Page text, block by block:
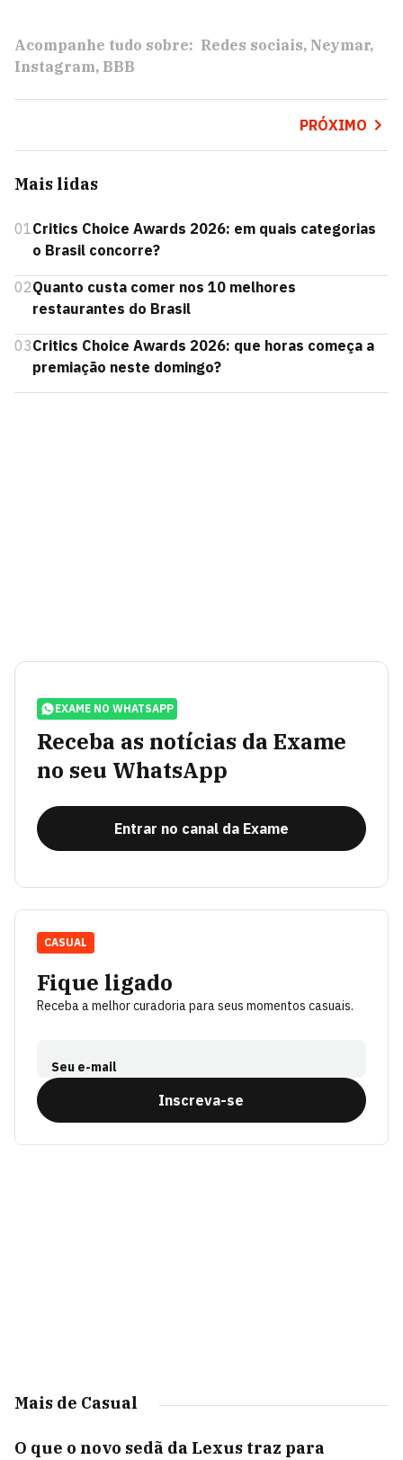
Acompanhe tudo sobre: Redes sociais Neymar
Instagram BBB
PRÓXIMO
Mais lidas
01Critics Choice Awards 2026: em quais categorias
o Brasil concorre?
02Quanto custa comer nos 10 melhores
restaurantes do Brasil
03Critics Choice Awards 2026: que horas começa a
premiação neste domingo?
EXAME NO WHATSAPP
Receba as notícias da Exame
no seu WhatsApp
Entrar no canal da Exame
Fique ligado
Receba a melhor curadoria para seus momentos casuais.
Seu e-mail
Inscreva-se
CASUAL
Mais de Casual
O que o novo sedã da Lexus traz para